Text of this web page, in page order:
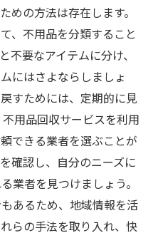
めの方法は存在します。
、不用品を分類すること
不要なアイテムに分け、
にはさよならしましょ
すためには、定期的に見
用品回収サービスを利用
できる業者を選ぶことが
確認し、自分のニーズに
業者を見つけましょう。
あるため、地域情報を活
らの手法を取り入れ、快